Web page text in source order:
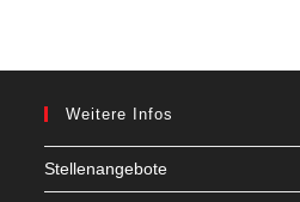
Weitere Infos
Stellenangebote